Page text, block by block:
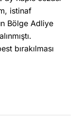
istinaf
Bölge Adliye
bırakılması